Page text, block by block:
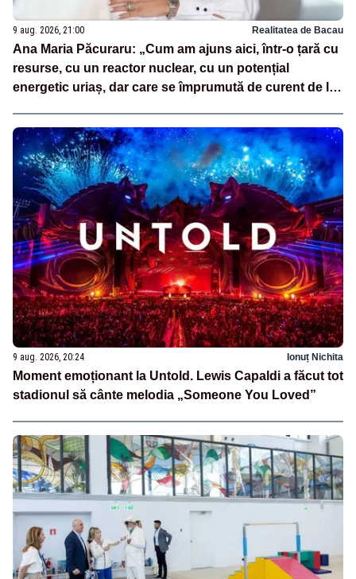
9 aug. 2026, 21:00 Realitatea de Bacau
Ana Maria Păcuraru: „Cum am ajuns aici, într-o țară cu
resurse, cu un reactor nuclear, cu un potențial
energetic uriaș, dar care se împrumută de curent de la
9 aug. 2026, 20:24 Ionuț Nichita
Moment emoționant la Untold. Lewis Capaldi a făcut tot
stadionul să cânte melodia „Someone You Loved”